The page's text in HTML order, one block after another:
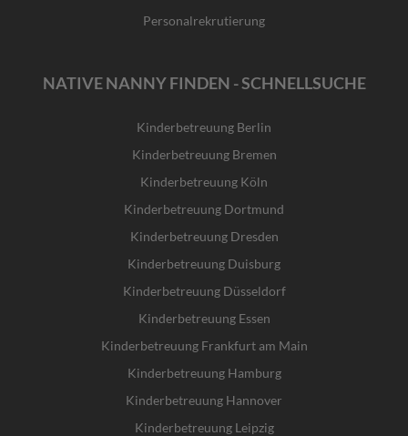
Personalrekrutierung
NATIVE NANNY FINDEN - SCHNELLSUCHE
Kinderbetreuung Berlin
Kinderbetreuung Bremen
Kinderbetreuung Köln
Kinderbetreuung Dortmund
Kinderbetreuung Dresden
Kinderbetreuung Duisburg
Kinderbetreuung Düsseldorf
Kinderbetreuung Essen
Kinderbetreuung Frankfurt am Main
Kinderbetreuung Hamburg
Kinderbetreuung Hannover
Kinderbetreuung Leipzig